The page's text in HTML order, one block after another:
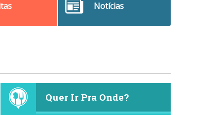
Notícias
Quer Ir Pra Onde?